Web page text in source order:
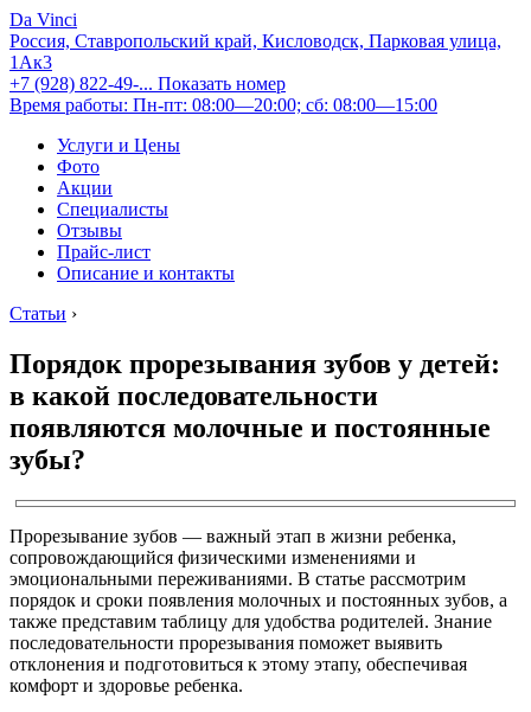
Da Vinci
Россия, Ставропольский край, Кисловодск, Парковая улица,
1Ак3
+7 (928) 822-49-... Показать номер
Время работы: Пн-пт: 08:00—20:00; сб: 08:00—15:00
Услуги и Цены
Фото
Акции
Специалисты
Отзывы
Прайс-лист
Описание и контакты
Статьи ›
Порядок прорезывания зубов у детей:
в какой последовательности
появляются молочные и постоянные
зубы?
Прорезывание зубов — важный этап в жизни ребенка,
сопровождающийся физическими изменениями и
эмоциональными переживаниями. В статье рассмотрим
порядок и сроки появления молочных и постоянных зубов, а
также представим таблицу для удобства родителей. Знание
последовательности прорезывания поможет выявить
отклонения и подготовиться к этому этапу, обеспечивая
комфорт и здоровье ребенка.